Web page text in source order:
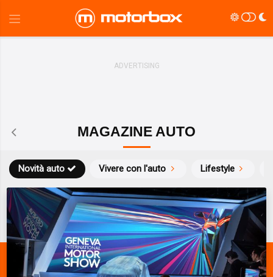
MAGAZINE AUTO
Novità auto Vivere con l'auto Lifestyle